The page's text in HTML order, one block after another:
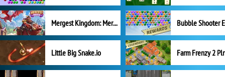
Mergest Kingdom: Merge Puzzle
Little Big Snake.io